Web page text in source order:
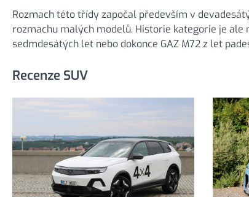
Rozmach této třídy započal především v
rozmachu malých modelů. Historie kategorie je ale
sedmdesátých let nebo dokonce GAZ M72 z let
Recenze SUV